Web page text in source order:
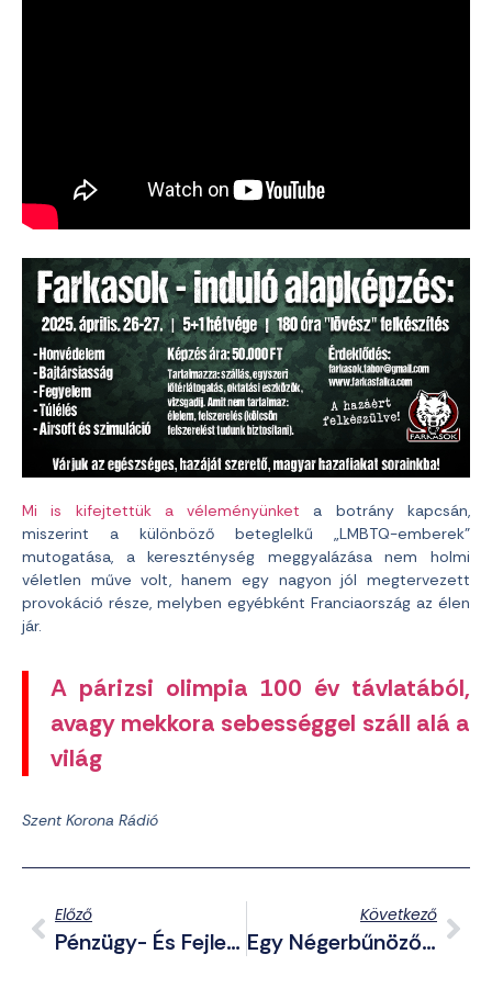
Mi is kifejtettük a véleményünket a botrány kapcsán,
miszerint a különböző beteglelkű „LMBTQ-emberek”
mutogatása, a kereszténység meggyalázása nem holmi
véletlen műve volt, hanem egy nagyon jól megtervezett
provokáció része, melyben egyébként Franciaország az élen
jár.
A párizsi olimpia 100 év távlatából,
avagy mekkora sebességgel száll alá a
világ
Szent Korona Rádió
Előző
Pénzügy- És Fejlesztési Minisztériumot Kap Az RMDSZ A Koalíciós Szerepvállalásért
Következő
Egy Négerbűnöző Felgyújtott Egy Nőt Egy New York-I Metrókocsiban – Az Áldozat Belehalt Sérüléseibe